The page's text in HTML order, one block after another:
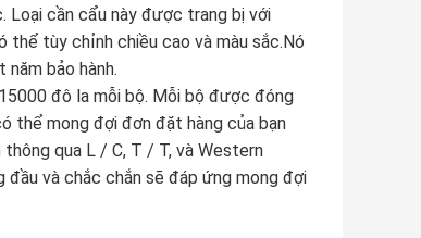
Loại cần cẩu này được trang bị với
tùy chỉnh chiều cao và màu sắc.Nó
bảo hành.
đô la mỗi bộ. Mỗi bộ được đóng
thể mong đợi đơn đặt hàng của bạn
qua L / C, T / T, và Western
và chắc chắn sẽ đáp ứng mong đợi